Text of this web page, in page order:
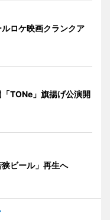
ロケ映画クランクア
TONe」旗揚げ公演開
ビール」再生へ